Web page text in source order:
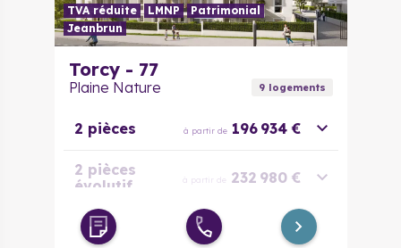
TVA réduite LMNP
Patrimonial
Jeanbrun
Torcy - 77
Plaine Nature 9logements
2 pièces à partir de 196 934 €
2 pièces
évolutif
à partir de 232 980 €
3 pièces à partir de 271 663 €